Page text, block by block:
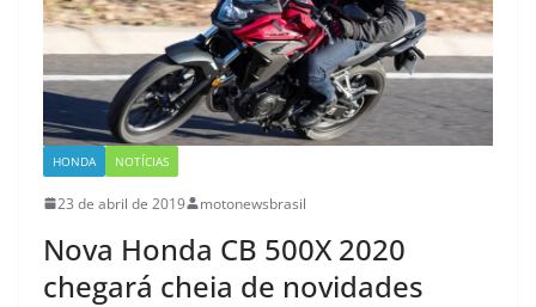
HONDA NOTÍCIAS
23 de abril de 2019 motonewsbrasil
Nova Honda CB 500X 2020
chegará cheia de novidades